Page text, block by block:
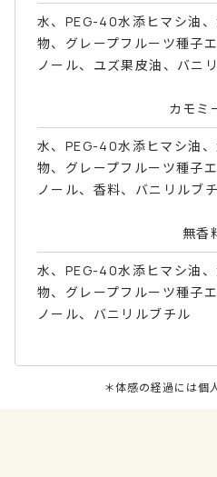
水、PEG-40水添ヒマシ油
物、グレープフルーツ種子
ノール、ユズ果皮油、バニ
カモミ
水、PEG-40水添ヒマシ油
物、グレープフルーツ種子
ノール、香料、バニリルブ
無香
水、PEG-40水添ヒマシ油
物、グレープフルーツ種子
ノール、バニリルブチル
＊体感の経過には個